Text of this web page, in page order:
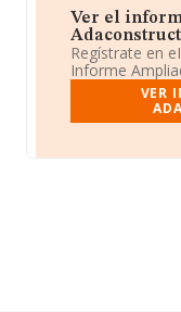
Ver el
Regístrate en
Informe
VER